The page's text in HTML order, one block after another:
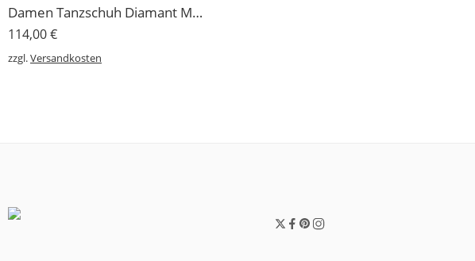
Damen Tanzschuh Diamant Modell 105
114,00€
zzgl.Versandkosten